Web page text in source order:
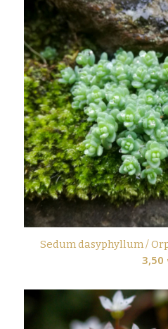
Sedum dasyphyllum /
3,50